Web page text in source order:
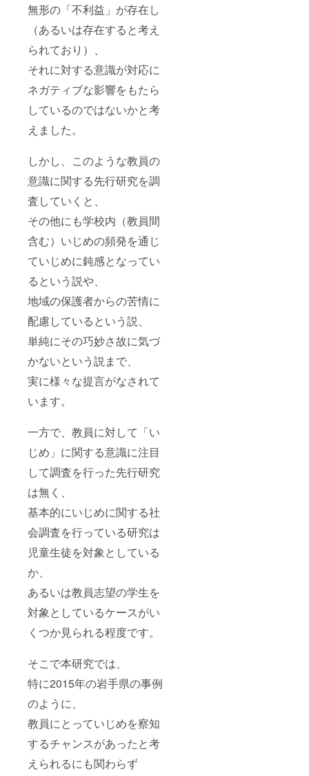
無形の「不利益」が存在し
（あるいは存在すると考え
られており）、
それに対する意識が対応に
ネガティブな影響をもたら
しているのではないかと考
えました。
しかし、このような教員の
意識に関する先行研究を調
査していくと、
その他にも学校内（教員間
含む）いじめの頻発を通じ
ていじめに鈍感となってい
るという説や、
地域の保護者からの苦情に
配慮しているという説、
単純にその巧妙さ故に気づ
かないという説まで、
実に様々な提言がなされて
います。
一方で、教員に対して「い
じめ」に関する意識に注目
して調査を行った先行研究
は無く、
基本的にいじめに関する社
会調査を行っている研究は
児童生徒を対象としている
か、
あるいは教員志望の学生を
対象としているケースがい
くつか見られる程度です。
そこで本研究では、
特に2015年の岩手県の事例
のように、
教員にとっていじめを察知
するチャンスがあったと考
えられるにも関わらず